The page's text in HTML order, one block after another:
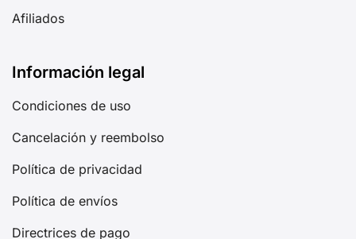
Afiliados
Información legal
Condiciones de uso
Cancelación y reembolso
Política de privacidad
Política de envíos
Directrices de pago